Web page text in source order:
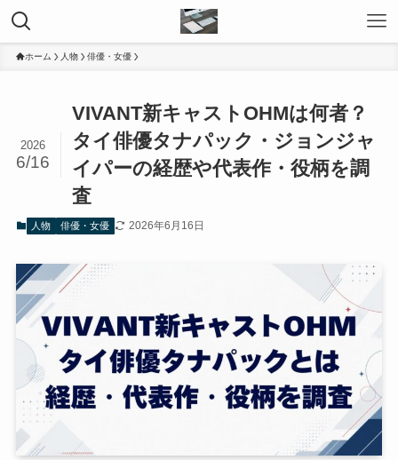
ホーム 人物 俳優・女優
VIVANT新キャストOHMは何者？
タイ俳優タナパック・ジョンジャ
イパーの経歴や代表作・役柄を調
査
2026
6/16
人物 俳優・女優 2026年6月16日